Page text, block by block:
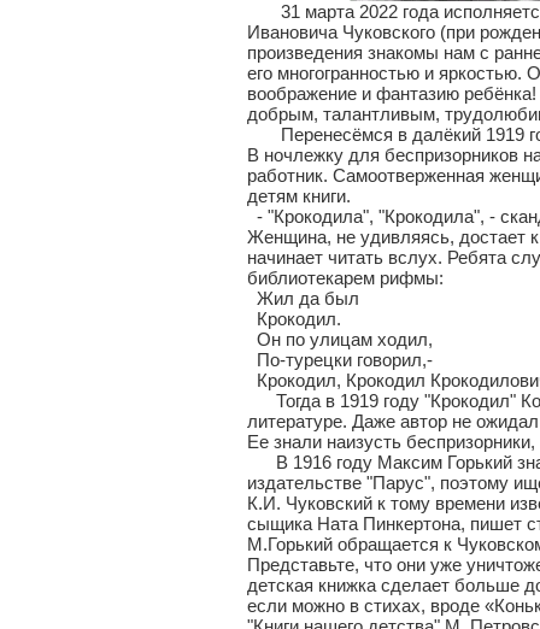
31 марта 2022 года
Ивановича Чуковского (при
произведения знакомы нам с
его многогранностью и
воображение и фантазию
добрым, талантливым,
Перенесёмся в далёкий 1919
В ночлежку для беспризорников
работник. Самоотверженная
детям книги.
- "Крокодила", "Крокодила", -
Женщина, не удивляясь, достает
начинает читать вслух. Ребята
библиотекарем рифмы:
Жил да был
Крокодил.
Он по улицам ходил,
По-турецки говорил,-
Крокодил, Крокодил
Тогда в 1919 году "Крокодил"
литературе. Даже автор не
Ее знали наизусть
В 1916 году Максим Горький
издательстве "Парус", поэтому
К.И. Чуковский к тому времени
сыщика Ната Пинкертона, пишет
М.Горький обращается к
Представьте, что они уже
детская книжка сделает больше
если можно в стихах, вроде